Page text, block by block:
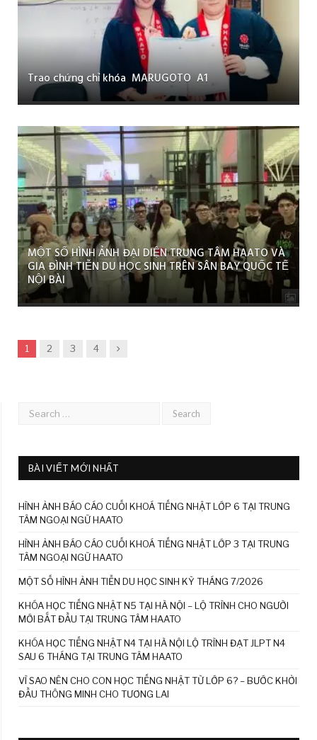
Trao chứng chỉ khóa MARUGOTO A1
MỘT SỐ HÌNH ẢNH ĐẠI DIỆN TRUNG TÂM HAATO VÀ
GIA ĐÌNH TIỄN DU HỌC SINH TRÊN SÂN BAY QUỐC TẾ
NỘI BÀI
1 2 3 4 Next
BÀI VIẾT MỚI NHẤT
HÌNH ẢNH BÁO CÁO CUỐI KHOÁ TIẾNG NHẬT LỚP 6 TẠI TRUNG
TÂM NGOẠI NGỮ HAATO
HÌNH ẢNH BÁO CÁO CUỐI KHOÁ TIẾNG NHẬT LỚP 3 TẠI TRUNG
TÂM NGOẠI NGỮ HAATO
MỘT SỐ HÌNH ẢNH TIỄN DU HỌC SINH KỲ THÁNG 7/2026
KHÓA HỌC TIẾNG NHẬT N5 TẠI HÀ NỘI – LỘ TRÌNH CHO NGƯỜI
MỚI BẮT ĐẦU TẠI TRUNG TÂM HAATO
KHÓA HỌC TIẾNG NHẬT N4 TẠI HÀ NỘI LỘ TRÌNH ĐẠT JLPT N4
SAU 6 THÁNG TẠI TRUNG TÂM HAATO
VÌ SAO NÊN CHO CON HỌC TIẾNG NHẬT TỪ LỚP 6? – BƯỚC KHỞI
ĐẦU THÔNG MINH CHO TƯƠNG LAI